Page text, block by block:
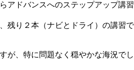
アドバンスへのステップアップ講習
残り２本（ナビとドライ）の講習で
が、特に問題なく穏やかな海況でし